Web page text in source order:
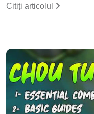
Citiți articolul